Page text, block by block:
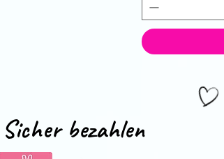
Sicher bezahlen